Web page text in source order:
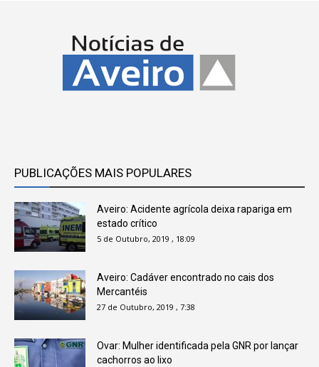
PUBLICAÇÕES MAIS POPULARES
Aveiro: Acidente agrícola deixa rapariga em
estado crítico
5 de Outubro, 2019 , 18:09
Aveiro: Cadáver encontrado no cais dos
Mercantéis
27 de Outubro, 2019 , 7:38
Ovar: Mulher identificada pela GNR por lançar
cachorros ao lixo